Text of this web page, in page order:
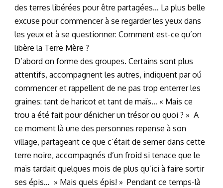
des terres libérées pour être partagées… La plus belle
excuse pour commencer à se regarder les yeux dans
les yeux et à se questionner: Comment est-ce qu’on
libère la Terre Mère ?
D’abord on forme des groupes. Certains sont plus
attentifs, accompagnent les autres, indiquent par oú
commencer et rappellent de ne pas trop enterrer les
graines: tant de haricot et tant de maïs… « Mais ce
trou a été fait pour dénicher un trésor ou quoi ? » A
ce moment là une des personnes repense à son
village, partageant ce que c’était de semer dans cette
terre noire, accompagnés d’un froid si tenace que le
maïs tardait quelques mois de plus qu’ici à faire sortir
ses épis… » Mais quels épis! » Pendant ce temps-là